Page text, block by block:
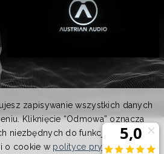
zapisywanie wszystkich danych
Kliknięcie “Odmowa” oznacza
niezbędnych do funkcjonowania
o cookie w polityce prywatności.